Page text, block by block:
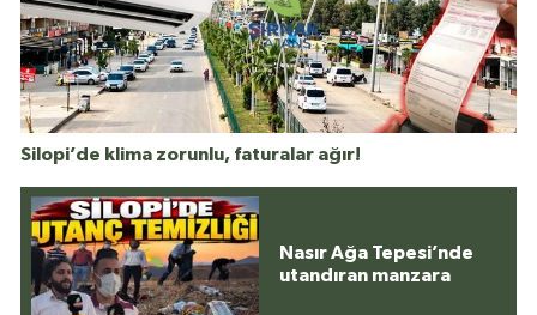
Silopi’de klima zorunlu, faturalar ağır!
Nasır Ağa Tepesi’nde
utandıran manzara